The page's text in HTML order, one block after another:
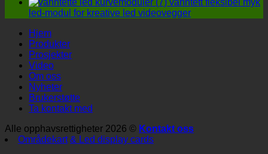
vanntett fleksibel myk
led-modul for kreative led videovegger
Hjem
Produkter
Prosjekter
Video
Om oss
Nyheter
Brukerstøtte
Ta kontakt med
Alle opphavsrettigheter 2026 © Kontakt oss
Områdekart & Led display cards